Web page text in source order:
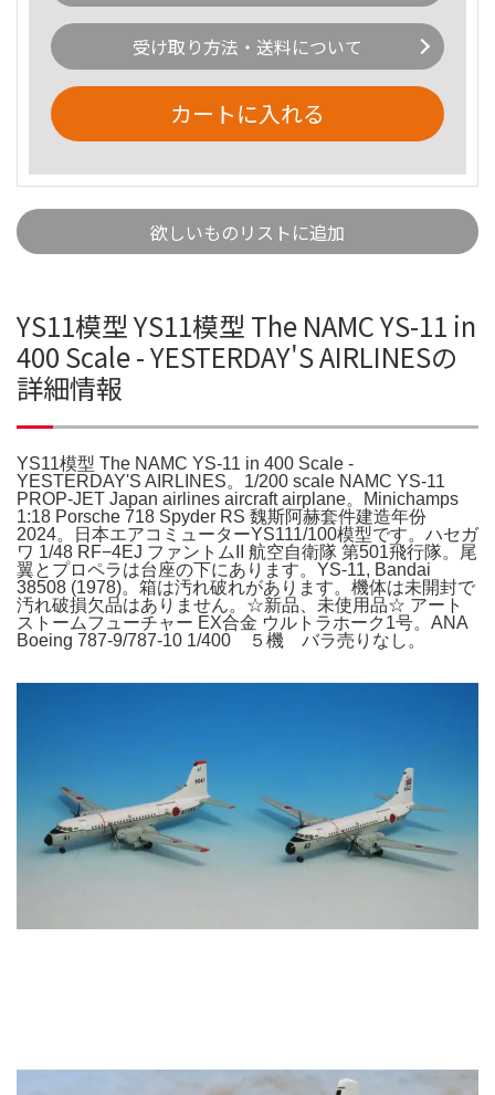
受け取り方法・送料について
カートに入れる
欲しいものリストに追加
YS11模型 YS11模型 The NAMC YS-11 in
400 Scale - YESTERDAY'S AIRLINESの
詳細情報
YS11模型 The NAMC YS-11 in 400 Scale -
YESTERDAY'S AIRLINES。1/200 scale NAMC YS-11
PROP-JET Japan airlines aircraft airplane。Minichamps
1:18 Porsche 718 Spyder RS 魏斯阿赫套件建造年份
2024。日本エアコミューターYS111/100模型です。ハセガ
ワ 1/48 RF−4EJ ファントムII 航空自衛隊 第501飛行隊。尾
翼とプロペラは台座の下にあります。YS-11, Bandai
38508 (1978)。箱は汚れ破れがあります。機体は未開封で
汚れ破損欠品はありません。☆新品、未使用品☆ アート
ストームフューチャー EX合金 ウルトラホーク1号。ANA
Boeing 787-9/787-10 1/400 ５機 バラ売りなし。